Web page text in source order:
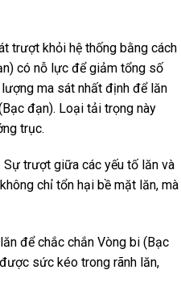
trượt khỏi hệ thống bằng cách
có nỗ lực để giảm tổng số
ma sát nhất định để lăn
đạn). Loại tải trọng này
trục.
Sự trượt giữa các yếu tố lăn và
chỉ tổn hại bề mặt lăn, mà
để chắc chắn Vòng bi (Bạc
sức kéo trong rãnh lăn,